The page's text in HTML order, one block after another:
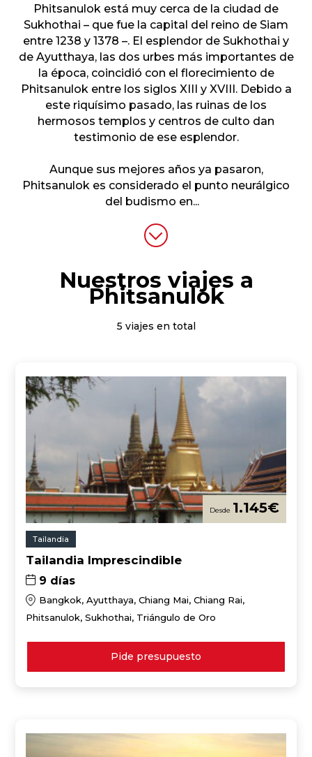
Phitsanulok está muy cerca de la ciudad de
Sukhothai – que fue la capital del reino de Siam
entre 1238 y 1378 –. El esplendor de Sukhothai y
de Ayutthaya, las dos urbes más importantes de
la época, coincidió con el florecimiento de
Phitsanulok entre los siglos XIII y XVIII. Debido a
este riquísimo pasado, las ruinas de los
hermosos templos y centros de culto dan
testimonio de ese esplendor.
Aunque sus mejores años ya pasaron,
Phitsanulok es considerado el punto neurálgico
del budismo en...
Nuestros viajes a
Phitsanulok
5 viajes en total
1.145€
Tailandia
Tailandia Imprescindible
9 días
Bangkok, Ayutthaya, Chiang Mai, Chiang Rai,
Phitsanulok, Sukhothai, Triángulo de Oro
Pide presupuesto